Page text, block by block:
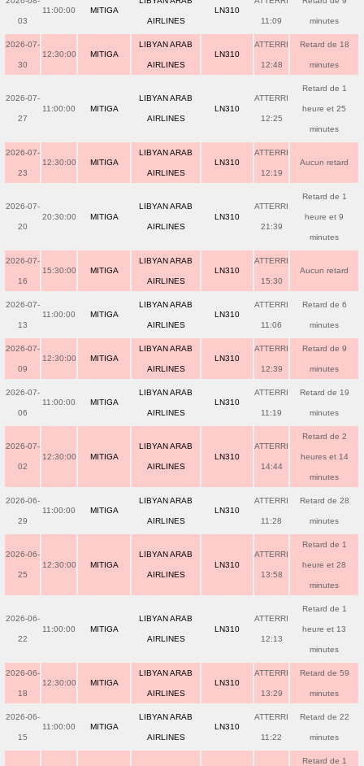
03
11:00:00 MITIGA
AIRLINES
LN310
11:09 minutes
2026-07-
30
12:30:00 MITIGA
LIBYAN ARAB
AIRLINES
LN310
ATTERRI
12:48
Retard de 18
minutes
2026-07-
27
11:00:00 MITIGA
LIBYAN ARAB
AIRLINES
LN310
ATTERRI
12:25
Retard de 1
heure et 25
minutes
2026-07-
23
12:30:00 MITIGA
LIBYAN ARAB
AIRLINES
LN310
ATTERRI
12:19
Aucun retard
2026-07-
20
20:30:00 MITIGA
LIBYAN ARAB
AIRLINES
LN310
ATTERRI
21:39
Retard de 1
heure et 9
minutes
2026-07-
16
15:30:00 MITIGA
LIBYAN ARAB
AIRLINES
LN310
ATTERRI
15:30
Aucun retard
2026-07-
13
11:00:00 MITIGA
LIBYAN ARAB
AIRLINES
LN310
ATTERRI
11:06
Retard de 6
minutes
2026-07-
09
12:30:00 MITIGA
LIBYAN ARAB
AIRLINES
LN310
ATTERRI
12:39
Retard de 9
minutes
2026-07-
06
11:00:00 MITIGA
LIBYAN ARAB
AIRLINES
LN310
ATTERRI
11:19
Retard de 19
minutes
2026-07-
02
12:30:00 MITIGA
LIBYAN ARAB
AIRLINES
LN310
ATTERRI
14:44
Retard de 2
heures et 14
minutes
2026-06-
29
11:00:00 MITIGA
LIBYAN ARAB
AIRLINES
LN310
ATTERRI
11:28
Retard de 28
minutes
2026-06-
25
12:30:00 MITIGA
LIBYAN ARAB
AIRLINES
LN310
ATTERRI
13:58
Retard de 1
heure et 28
minutes
2026-06-
22
11:00:00 MITIGA
LIBYAN ARAB
AIRLINES
LN310
ATTERRI
12:13
Retard de 1
heure et 13
minutes
2026-06-
18
12:30:00 MITIGA
LIBYAN ARAB
AIRLINES
LN310
ATTERRI
13:29
Retard de 59
minutes
2026-06-
15
11:00:00 MITIGA
LIBYAN ARAB
AIRLINES
LN310
ATTERRI
11:22
Retard de 22
minutes
Retard de 1